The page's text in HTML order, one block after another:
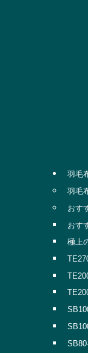
羽毛
羽毛
おす
おす
極上